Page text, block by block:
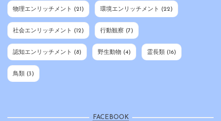
物理エンリッチメント (21) 環境エンリッチメント (22)
社会エンリッチメント (12) 行動観察 (7)
認知エンリッチメント (8) 野生動物 (4) 霊長類 (16)
鳥類 (3)
FACEBOOK